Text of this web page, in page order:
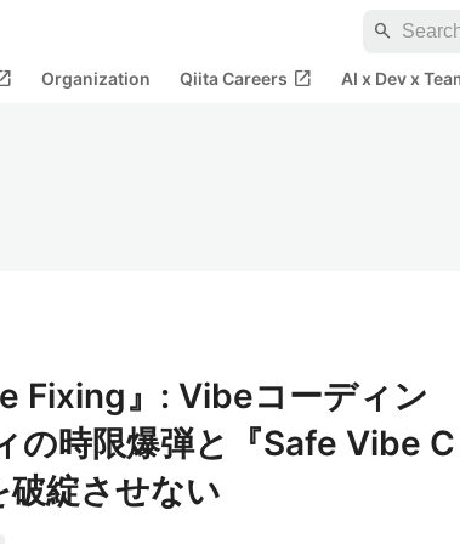
search
Organization Qiita Careers open_in_new AI x Dev x
Fixing』: Vibeコーディン
の時限爆弾と『Safe Vibe C
綻させない